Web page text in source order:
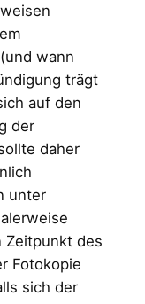
wann
trägt
auf den
der
daher
unter
Zeitpunkt des
Fotokopie
sich der